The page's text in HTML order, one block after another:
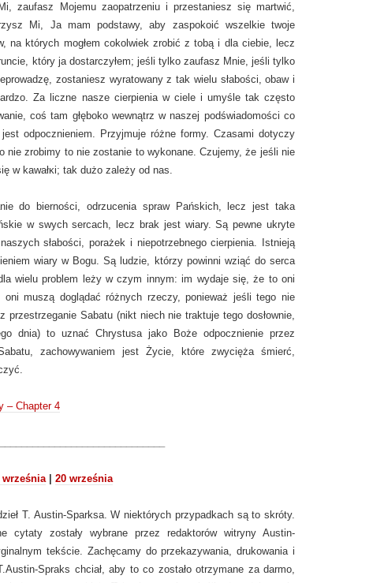
zaufasz Mojemu zaopatrzeniu i przestaniesz się martwić,
Mi, Ja mam podstawy, aby zaspokoić wszelkie twoje
na których mogłem cokolwiek zrobić z tobą i dla ciebie, lecz
który ja dostarczyłem; jeśli tylko zaufasz Mnie, jeśli tylko
zostaniesz wyratowany z tak wielu słabości, obaw i
Za liczne nasze cierpienia w ciele i umyśle tak często
coś tam głęboko wewnątrz w naszej podświadomości co
odpocznieniem. Przyjmuje różne formy. Czasami dotyczy
nie zrobimy to nie zostanie to wykonane. Czujemy, że jeśli nie
w kawałĸi; tak dużo zależy od nas.
do bierności, odrzucenia spraw Pańskich, lecz jest taka
w swych sercach, lecz brak jest wiary. Są pewne ukryte
słabości, porażek i niepotrzebnego cierpienia. Istnieją
wiary w Bogu. Są ludzie, którzy powinni wziąć do serca
wielu problem leży w czym innym: im wydaje się, że to oni
muszą doglądać różnych rzeczy, ponieważ jeśli tego nie
Sabatu (nikt niech nie traktuje tego dosłownie,
dnia) to uznać Chrystusa jako Boże odpocznienie przez
zachowywaniem jest Życie, które zwycięża śmierć,
– Chapter 4
września| 20 września
T. Austin-Sparksa. W niektórych przypadkach są to skróty.
cytaty zostały wybrane przez redaktorów witryny Austin-
tekście. Zachęcamy do przekazywania, drukowania i
Spraks chciał, aby to co zostało otrzymane za darmo,